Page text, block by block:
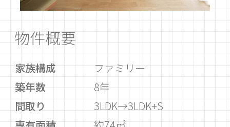
物件概要
家族構成
ファミリー
築年数
8年
間取り
3LDK→3LDK+S